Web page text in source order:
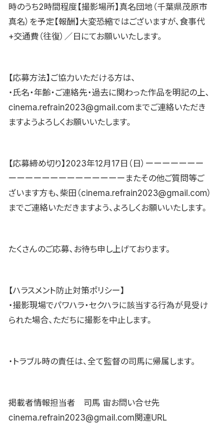
時のうち2時間程度【撮影場所】真名団地（千葉県茂原市
真名）を予定【報酬】大変恐縮ではございますが、食事代
+交通費（往復）／日にてお願いいたします。
【応募方法】ご協力いただける方は、
・氏名・年齢・ご連絡先・過去に関わった作品を明記の上、
cinema.refrain2023@gmail.comまでご連絡いただき
ますようよろしくお願いいたします。
【応募締め切り】2023年12月17日（日）ーーーーーーー
ーーーーーーーーーーーーーーまたその他ご質問等ご
ざいます方も、柴田（cinema.refrain2023@gmail.com）
までご連絡いただきますよう、よろしくお願いいたします。
たくさんのご応募、お待ち申し上げております。
【ハラスメント防止対策ポリシー】
・撮影現場でパワハラ・セクハラに該当する行為が見受け
られた場合、ただちに撮影を中止します。
・トラブル時の責任は、全て監督の司馬に帰属します。
掲載者情報担当者 司馬 宙お問い合せ先
cinema.refrain2023@gmail.com関連URL